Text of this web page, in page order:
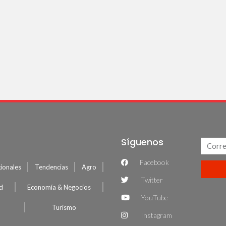
Tendencias Agro
Economía & Negocios
Turismo
Síguenos
Facebook
Twitter
YouTube
Instagram